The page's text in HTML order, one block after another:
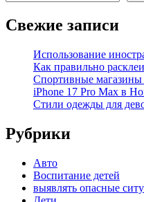
Свежие записи
Использование
Как правильно
Спортивные
iPhone 17 Pro Max в
Стили одежды для
Рубрики
Авто
Воспитание детей
выявлять опасные